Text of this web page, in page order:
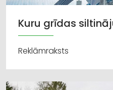
Kuru grīdas
Reklāmraksts